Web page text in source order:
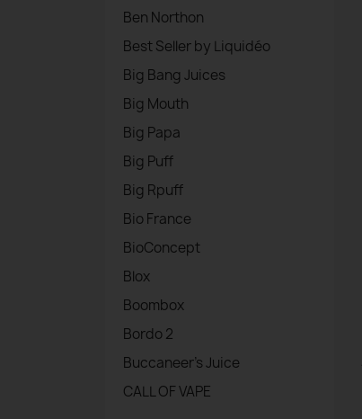
Ben Northon
Best Seller by Liquidéo
Big Bang Juices
Big Mouth
Big Papa
Big Puff
Big Rpuff
Bio France
BioConcept
Blox
Boombox
Bordo 2
Buccaneer's Juice
CALL OF VAPE